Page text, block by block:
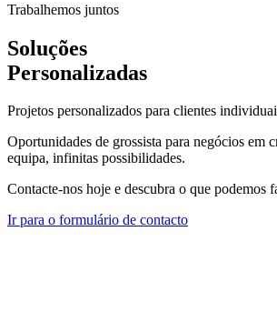
Trabalhemos juntos
Soluções
Personalizadas
Projetos personalizados para clientes
Oportunidades de grossista para negócios em
equipa, infinitas possibilidades.
Contacte-nos hoje e descubra o que podemos
Ir para o formulário de contacto